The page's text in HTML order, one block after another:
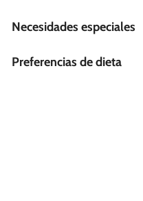
Necesidades especiales
Preferencias de dieta